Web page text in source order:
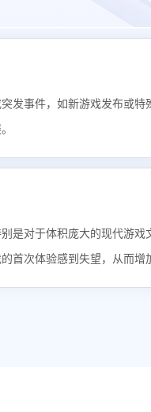
发事件，如新游戏发布或特
是对于体积庞大的现代游
首次体验感到失望，从而增